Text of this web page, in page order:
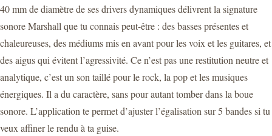
40 mm de diamètre de ses drivers dynamiques délivrent la signature
sonore Marshall que tu connais peut-être : des basses présentes et
chaleureuses, des médiums mis en avant pour les voix et les guitares, et
des aigus qui évitent l’agressivité. Ce n’est pas une restitution neutre et
analytique, c’est un son taillé pour le rock, la pop et les musiques
énergiques. Il a du caractère, sans pour autant tomber dans la boue
sonore. L’application te permet d’ajuster l’égalisation sur 5 bandes si tu
veux affiner le rendu à ta guise.